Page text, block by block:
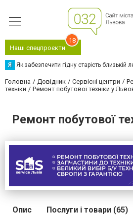
Наші спецпроєкти
18
Я Як забезпечити гідну старість близькій
Головна Довідник Сервісні центри
техніки
Ремонт побутової техніки у
Ремонт побутової
Опис Послуги і товари (65)